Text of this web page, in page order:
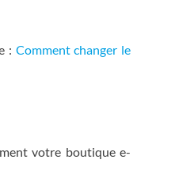
: Comment changer le
votre boutique e-